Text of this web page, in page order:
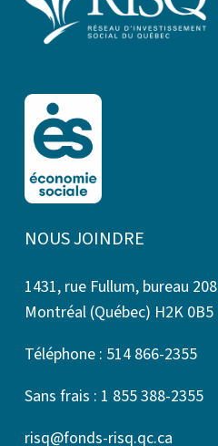
NOUS JOINDRE
1431, rue Fullum, bureau 208
Montréal (Québec) H2K 0B5
Téléphone : 514 866-2355
Sans frais : 1 855 388-2355
risq@fonds-risq.qc.ca